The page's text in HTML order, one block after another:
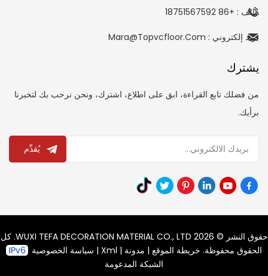
هاتف : +86 18751567592
بريد إلكتروني : Mara@topvcfloor.com
يشترك
من فضلك تابع القراءة، ابق على اطلاع، اشترك، ونحن نرحب بك لتخبرنا
برأيك.
يُقدِّم
حقوق النشر © 2026 WUXI TEFA DECORATION MATERIAL CO., LTD. كل
الحقوق محفوظة. خريطة الموقع | مدونة |
Xml
| سياسة الخصوصية
الشبكة المدعومة